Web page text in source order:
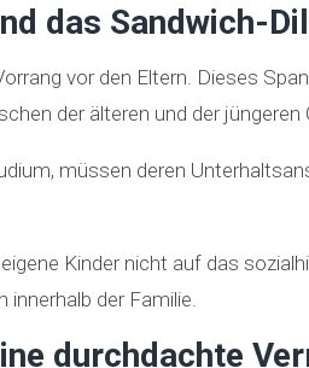
das Sandwich-
vor den Eltern. Dieses
der älteren und der jüngeren
müssen deren
Kinder nicht auf das
der Familie.
durchdachte